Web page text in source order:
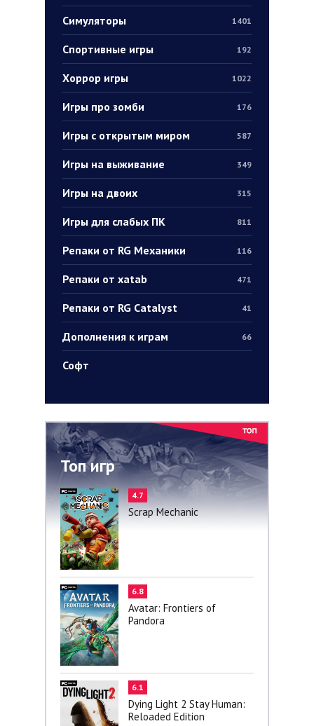
Симуляторы 1401
Спортивные игры 192
Хоррор игры 1022
Игры про зомби 176
Игры с открытым миром 587
Игры на выживание 349
Игры на двоих 315
Игры для слабых ПК 811
Репаки от RG Механики 116
Репаки от xatab 471
Репаки от RG Catalyst 41
Дополнения к играм 66
Софт
Топ игр
4.7
Scrap Mechanic
6.8
Avatar: Frontiers of
Pandora
6.1
Dying Light 2 Stay Human:
Reloaded Edition